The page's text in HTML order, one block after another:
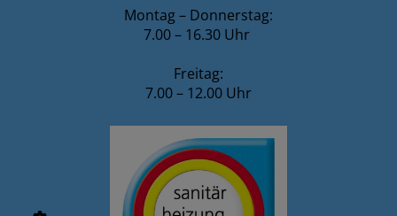
Montag – Donnerstag:
7.00 – 16.30 Uhr
Freitag:
7.00 – 12.00 Uhr